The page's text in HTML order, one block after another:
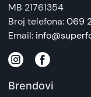
Prava
Zagarantovana
na daljinu,
MB 21761354
Broj telefona:069
Email:
Brendovi